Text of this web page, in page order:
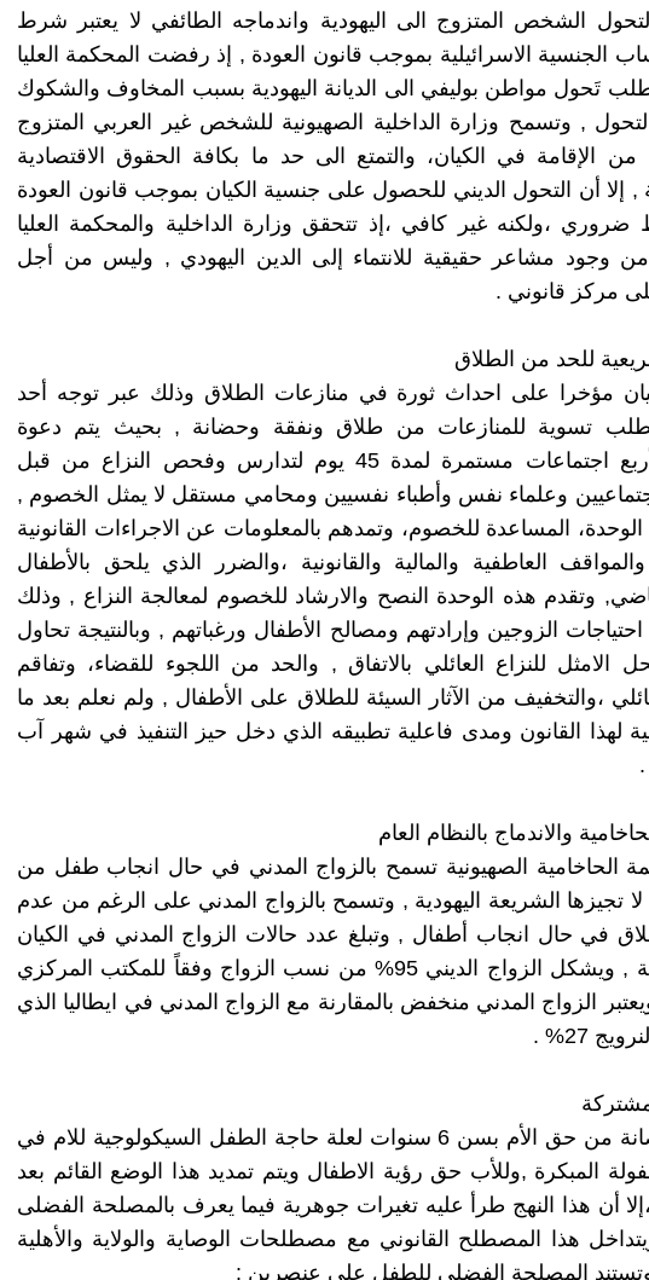
لتحول الشخص المتزوج الى اليهودية واندماجه الطائفي لا يعتبر شرط
الجنسية الاسرائيلية بموجب قانون العودة , إذ رفضت المحكمة العليا
طلب تَحول مواطن بوليفي الى الديانة اليهودية بسبب المخاوف والشكوك
التحول , وتسمح وزارة الداخلية الصهيونية للشخص غير العربي المتزوج
الإقامة في الكيان، والتمتع الى حد ما بكافة الحقوق الاقتصادية
, إلا أن التحول الديني للحصول على جنسية الكيان بموجب قانون العودة
،ولكنه غير كافي ،إذ تتحقق وزارة الداخلية والمحكمة العليا
من وجود مشاعر حقيقية للانتماء إلى الدين اليهودي , وليس من أجل
مركز قانوني .
للحد من الطلاق
مؤخرا على احداث ثورة في منازعات الطلاق وذلك عبر توجه أحد
تسوية للمنازعات من طلاق ونفقة وحضانة , بحيث يتم دعوة
الزوجان لأربع اجتماعات مستمرة لمدة 45 يوم لتدارس وفحص النزاع من قبل
وعلماء نفس وأطباء نفسيين ومحامي مستقل لا يمثل الخصوم ,
المساعدة للخصوم، وتمدهم بالمعلومات عن الاجراءات القانونية
والمواقف العاطفية والمالية والقانونية ،والضرر الذي يلحق بالأطفال
وتقدم هذه الوحدة النصح والارشاد للخصوم لمعالجة النزاع , وذلك
الزوجين وإرادتهم ومصالح الأطفال ورغباتهم , وبالنتيجة تحاول
الامثل للنزاع العائلي بالاتفاق , والحد من اللجوء للقضاء، وتفاقم
،والتخفيف من الآثار السيئة للطلاق على الأطفال , ولم نعلم بعد ما
لهذا القانون ومدى فاعلية تطبيقه الذي دخل حيز التنفيذ في شهر آب
والاندماج بالنظام العام
الحاخامية الصهيونية تسمح بالزواج المدني في حال انجاب طفل من
لا تجيزها الشريعة اليهودية , وتسمح بالزواج المدني على الرغم من عدم
في حال انجاب أطفال , وتبلغ عدد حالات الزواج المدني في الكيان
79000 حالة , ويشكل الزواج الديني 95% من نسب الزواج وفقاً للمكتب المركزي
الزواج المدني منخفض بالمقارنة مع الزواج المدني في ايطاليا الذي
تكون الحضانة من حق الأم بسن 6 سنوات لعلة حاجة الطفل السيكولوجية للام في
المبكرة ,وللأب حق رؤية الاطفال ويتم تمديد هذا الوضع القائم بعد
أن هذا النهج طرأ عليه تغيرات جوهرية فيما يعرف بالمصلحة الفضلى
هذا المصطلح القانوني مع مصطلحات الوصاية والولاية والأهلية
, وتستند المصلحة الفضلى للطفل على عنصرين :